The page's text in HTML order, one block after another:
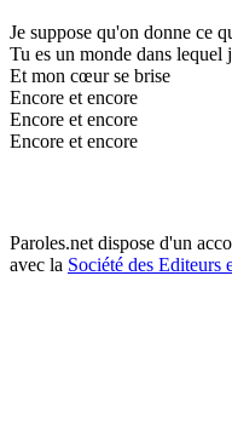
Je suppose qu'on donne ce
Tu es un monde dans lequel
Et mon cœur se brise
Encore et encore
Encore et encore
Encore et encore
Paroles.net dispose d'un
avec la Société des Editeurs